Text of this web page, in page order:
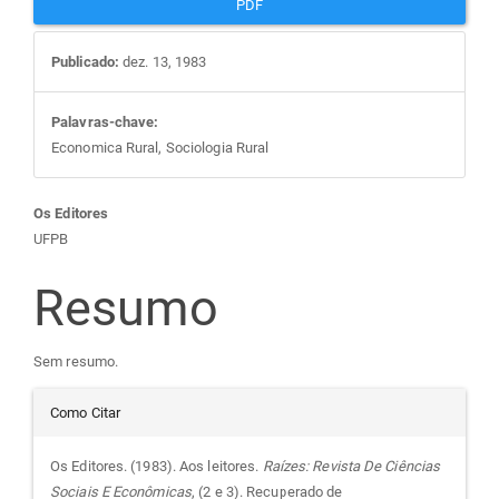
PDF
Publicado: dez. 13, 1983
Palavras-chave:
Economica Rural, Sociologia Rural
Conteúdo
do
artigo
principal
Os Editores
UFPB
Resumo
Sem resumo.
Detalhes
do
Como Citar
Os Editores. (1983). Aos leitores. Raízes: Revista De Ciências
Sociais E Econômicas, (2 e 3). Recuperado de